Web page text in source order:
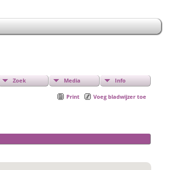
Zoek Media Info
Print Voeg bladwijzer toe